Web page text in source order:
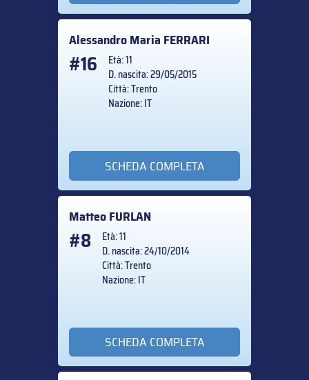
Alessandro Maria FERRARI
#16
Età: 11
D. nascita: 29/05/2015
Città: Trento
Nazione: IT
SCHEDA COMPLETA
MatteoFURLAN
#8
Età: 11
D. nascita: 24/10/2014
Città: Trento
Nazione: IT
SCHEDA COMPLETA